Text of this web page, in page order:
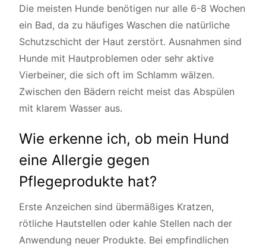
Die meisten Hunde benötigen nur alle 6-8 Wochen
ein Bad, da zu häufiges Waschen die natürliche
Schutzschicht der Haut zerstört. Ausnahmen sind
Hunde mit Hautproblemen oder sehr aktive
Vierbeiner, die sich oft im Schlamm wälzen.
Zwischen den Bädern reicht meist das Abspülen
mit klarem Wasser aus.
Wie erkenne ich, ob mein Hund
eine Allergie gegen
Pflegeprodukte hat?
Erste Anzeichen sind übermäßiges Kratzen,
rötliche Hautstellen oder kahle Stellen nach der
Anwendung neuer Produkte. Bei empfindlichen